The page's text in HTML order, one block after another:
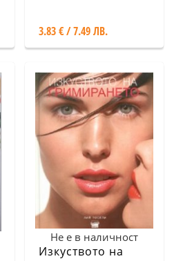
3.83 € / 7.49 ЛВ.
Не е в наличност
Изкуството на